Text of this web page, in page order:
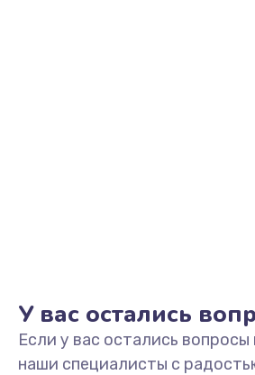
Заказать
Пайка
У вас остались
Если у вас остались
наши специалисты с